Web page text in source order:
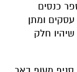
מעוף באר
beer-